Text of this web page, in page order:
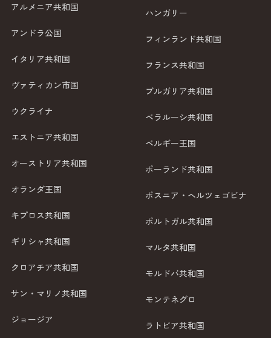
アルメニア共和国
アンドラ公国
イタリア共和国
ヴァティカン市国
ウクライナ
エストニア共和国
オーストリア共和国
オランダ王国
キプロス共和国
ギリシャ共和国
クロアチア共和国
サン・マリノ共和国
ジョージア
ハンガリー
フィンランド共和国
フランス共和国
ブルガリア共和国
ベラルーシ共和国
ベルギー王国
ポーランド共和国
ボスニア・ヘルツェゴビナ
ポルトガル共和国
マルタ共和国
モルドバ共和国
モンテネグロ
ラトビア共和国